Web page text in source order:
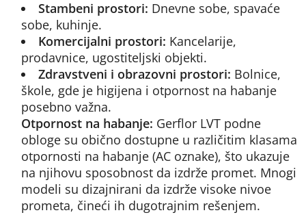
Stambeni prostori: Dnevne sobe, spavaće
sobe, kuhinje.
Komercijalni prostori: Kancelarije,
prodavnice, ugostiteljski objekti.
Zdravstveni i obrazovni prostori: Bolnice,
škole, gde je higijena i otpornost na habanje
posebno važna.
Otpornost na habanje: Gerflor LVT podne
obloge su obično dostupne u različitim klasama
otpornosti na habanje (AC oznake), što ukazuje
na njihovu sposobnost da izdrže promet. Mnogi
modeli su dizajnirani da izdrže visoke nivoe
prometa, čineći ih dugotrajnim rešenjem.